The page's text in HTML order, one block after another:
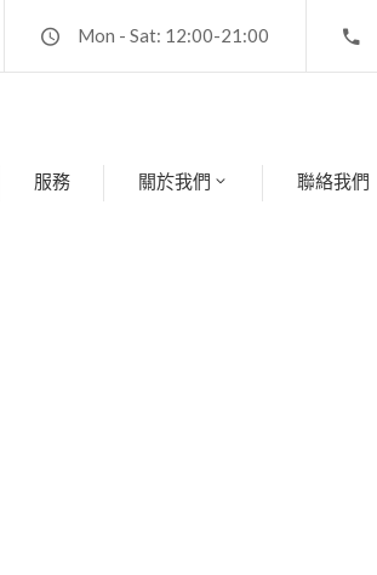
Mon - Sat: 12:00-21:00
服務 關於我們 聯絡我們